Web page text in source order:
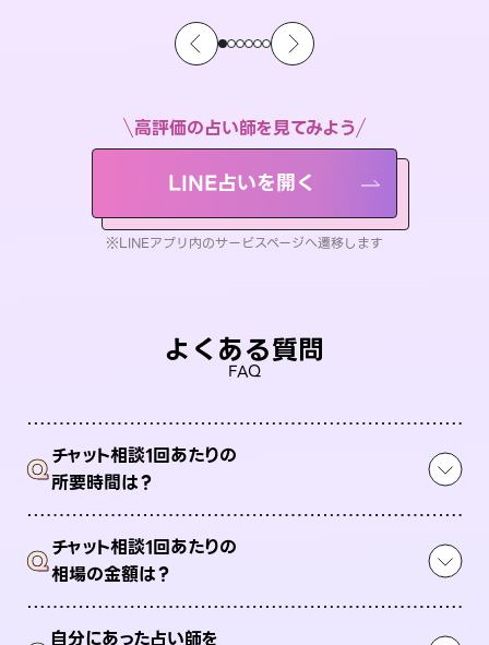
高評価の占い師を見てみよう
LINE占いを開く
※LINEアプリ内のサービスページへ遷移します
よくある質問
FAQ
Qチャット相談1回あたりの
所要時間は？
Qチャット相談1回あたりの
相場の金額は？
自分にあった占い師を